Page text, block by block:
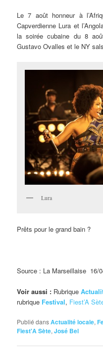
Le 7 août honneur à
Capverdienne Lura et
la soirée cubaine du 8
Gustavo Ovalles et le NY
Lura
Prêts pour le grand bain ?
Source : La Marseillaise 16/
Voir aussi : Rubrique
rubrique Festival, Fiest’A
Publié dansActualité locale,
Fiest'A Sète,José Bel